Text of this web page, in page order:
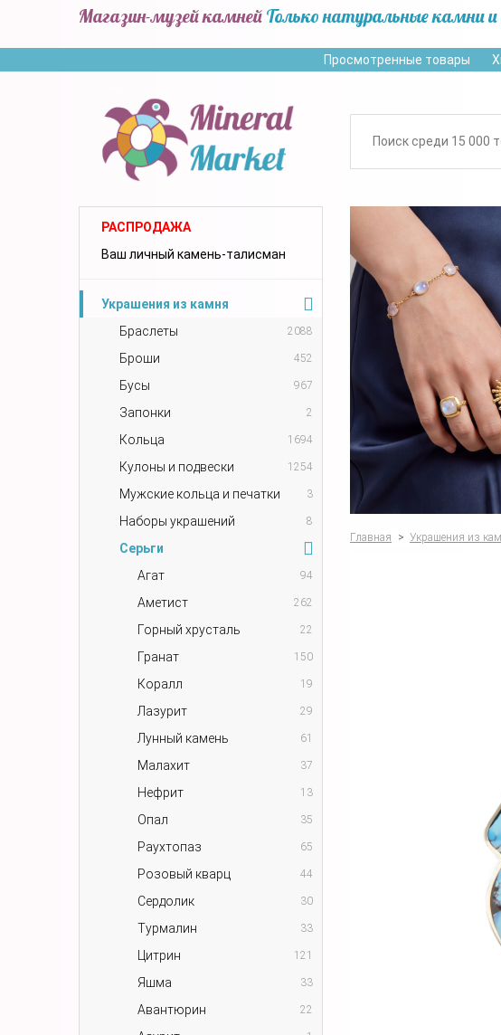
Магазин-музей камней Только натуральные камни
Просмотренные товары
РАСПРОДАЖА
Ваш личный камень-талисман
Украшения из камня
Браслеты
2088
Броши 452
Бусы 967
Запонки 2
Кольца 1694
Кулоны и подвески 1254
Мужские кольца и печатки 3
Наборы украшений 8
Серьги
Агат
94
Аметист 262
Горный хрусталь 22
Гранат 150
Коралл 19
Лазурит 29
Лунный камень 61
Малахит 37
Нефрит 13
Опал 35
Раухтопаз 65
Розовый кварц 44
Сердолик 30
Турмалин 33
Цитрин 121
Яшма 33
Авантюрин 22
Главная > Украшения из